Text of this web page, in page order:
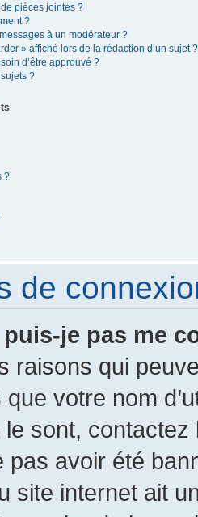
pièces jointes ?
?
à un modérateur ?
» affiché lors de la rédaction d’un sujet ?
d’être approuvé ?
?
?
de
je pas me
raisons qui
votre nom
le sont,
pas avoir été
site internet ait